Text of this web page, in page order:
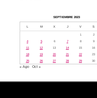
SEPTIEMBRE 2023
L M X J V S
1 2
4
5 6 7 8 9
11
12 13 14 15 16
18
19 20 21 22 23
25
26 27 28 29 30
« Ago Oct »